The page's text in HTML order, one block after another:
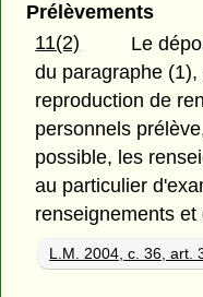
Prélèvements
11(2)
Le
du paragraphe
reproduction de
personnels
possible, les
au particulier
renseignements
L.M. 2004, c. 36, art.